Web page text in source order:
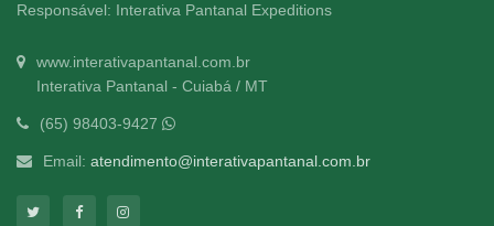
Responsável: Interativa Pantanal Expeditions
www.interativapantanal.com.br
Interativa Pantanal - Cuiabá / MT
(65) 98403-9427
Email: atendimento@interativapantanal.com.br